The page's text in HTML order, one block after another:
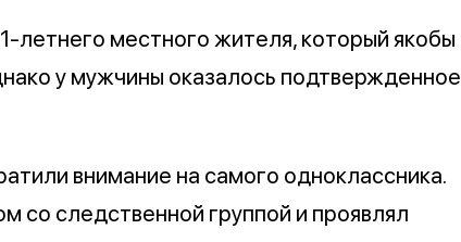
летнего местного жителя, который якобы
у мужчины оказалось подтвержденное
внимание на самого одноклассника.
со следственной группой и проявлял